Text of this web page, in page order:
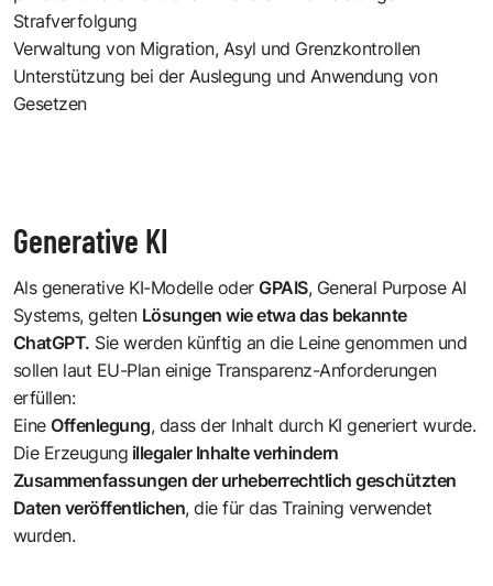
Strafverfolgung
Verwaltung von Migration, Asyl und Grenzkontrollen
Unterstützung bei der Auslegung und Anwendung von
Gesetzen
Generative KI
Als generative KI-Modelle oderGPAIS, General Purpose AI
Systems, gelten Lösungen wie etwa das bekannte
ChatGPT. Sie werden künftig an die Leine genommen und
sollen laut EU-Plan einige Transparenz-Anforderungen
erfüllen:
EineOffenlegung, dass der Inhalt durch KI generiert wurde.
Die Erzeugung illegaler Inhalte verhindern
Zusammenfassungen der urheberrechtlich geschützten
Daten veröffentlichen, die für das Training verwendet
wurden.